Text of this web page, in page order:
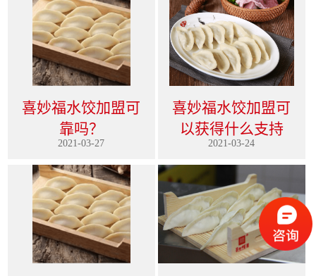
喜妙福水饺加盟可
靠吗？
2021-03-27
喜妙福水饺加盟可
以获得什么支持
2021-03-24